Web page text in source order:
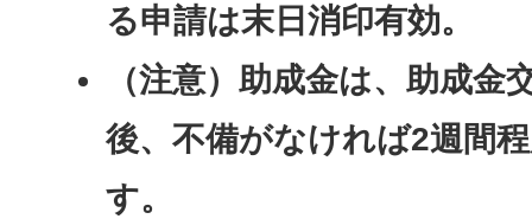
る申請は末日消印有効。
（注意）助成金は、助成金
後、不備がなければ2週間
す。